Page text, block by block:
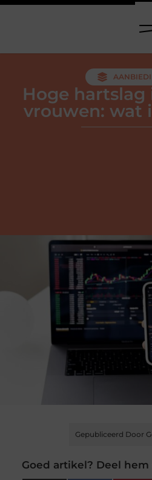
Hoge
vrouwen: wat
Gepubliceerd Door
Goed artikel? Deel hem